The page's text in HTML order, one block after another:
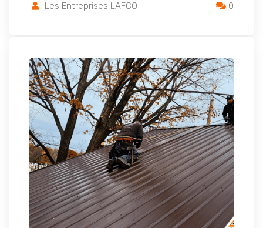
Les Entreprises LAFCO 0